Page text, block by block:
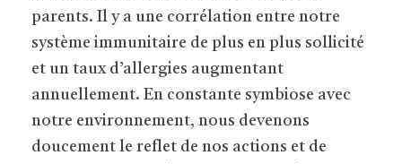
parents. Il y a une corrélation entre notre
système immunitaire de plus en plus sollicité
et un taux d’allergies augmentant
annuellement. En constante symbiose avec
notre environnement, nous devenons
doucement le reflet de nos actions et de